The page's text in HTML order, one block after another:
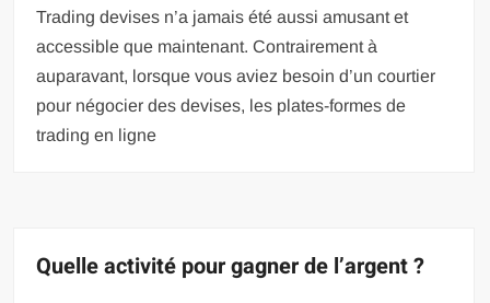
Trading devises n’a jamais été aussi amusant et
accessible que maintenant. Contrairement à
auparavant, lorsque vous aviez besoin d’un courtier
pour négocier des devises, les plates-formes de
trading en ligne
Quelle activité pour gagner de l’argent ?